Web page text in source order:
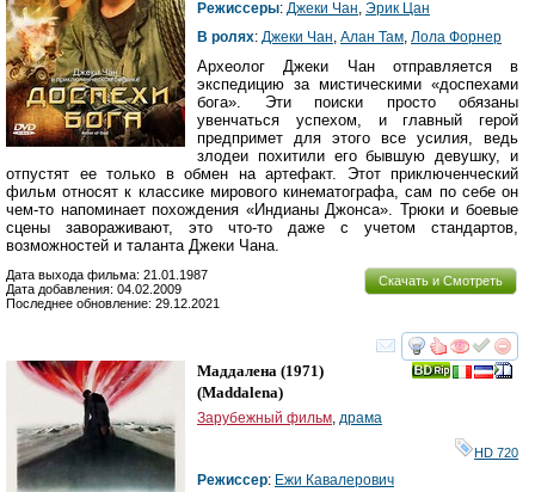
Режиссеры: Джеки Чан, Эрик Цан
В ролях: Джеки Чан, Алан Там, Лола Форнер
Археолог Джеки Чан отправляется в
экспедицию за мистическими «доспехами
бога». Эти поиски просто обязаны
увенчаться успехом, и главный герой
предпримет для этого все усилия, ведь
злодеи похитили его бывшую девушку, и
отпустят ее только в обмен на артефакт. Этот приключенческий
фильм относят к классике мирового кинематографа, сам по себе он
чем-то напоминает похождения «Индианы Джонса». Трюки и боевые
сцены завораживают, это что-то даже с учетом стандартов,
возможностей и таланта Джеки Чана.
Скачать и Смотреть
Дата выхода фильма: 21.01.1987
Дата добавления: 04.02.2009
Последнее обновление: 29.12.2021
смотреть
Маддалена (1971)
(Maddalena)
Зарубежный фильм драма
HD 720
Режиссер: Ежи Кавалерович